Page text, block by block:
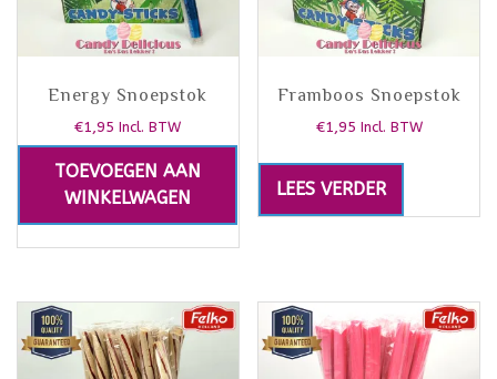
Energy Snoepstok
€1,95 Incl. BTW
TOEVOEGEN AAN
WINKELWAGEN
Framboos Snoepstok
€1,95 Incl. BTW
LEES VERDER